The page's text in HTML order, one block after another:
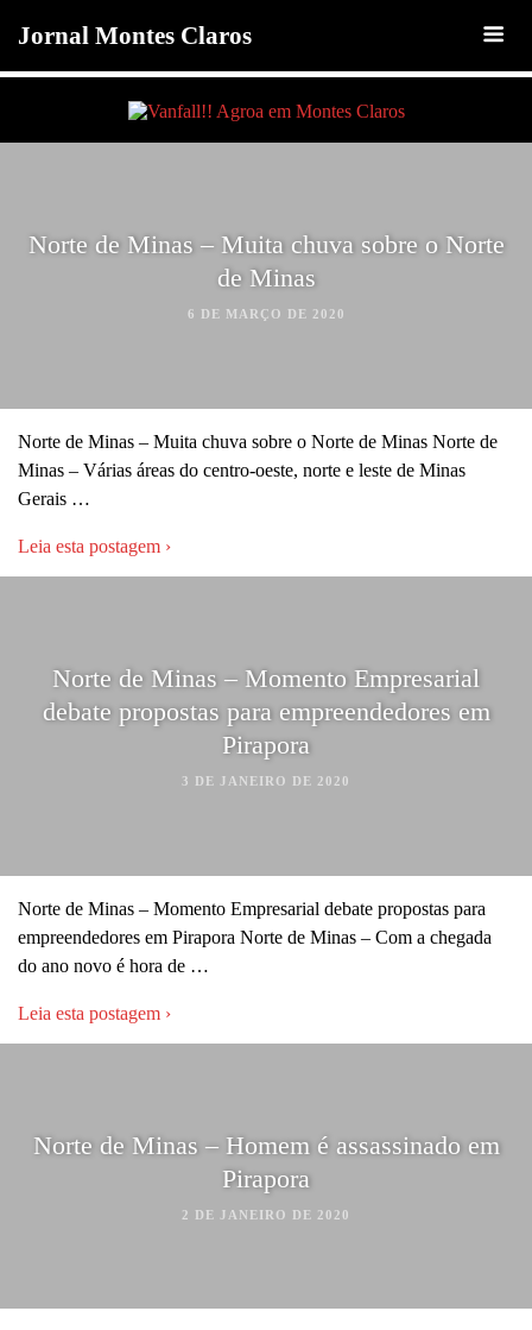
Jornal Montes Claros
Norte de Minas – Muita chuva sobre o Norte
de Minas
6 DE MARÇO DE 2020
Norte de Minas – Muita chuva sobre o Norte de Minas Norte de
Minas – Várias áreas do centro-oeste, norte e leste de Minas
Gerais …
Leia esta postagem ›
Norte de Minas – Momento Empresarial
debate propostas para empreendedores em
Pirapora
3 DE JANEIRO DE 2020
Norte de Minas – Momento Empresarial debate propostas para
empreendedores em Pirapora Norte de Minas – Com a chegada
do ano novo é hora de …
Leia esta postagem ›
Norte de Minas – Homem é assassinado em
Pirapora
2 DE JANEIRO DE 2020